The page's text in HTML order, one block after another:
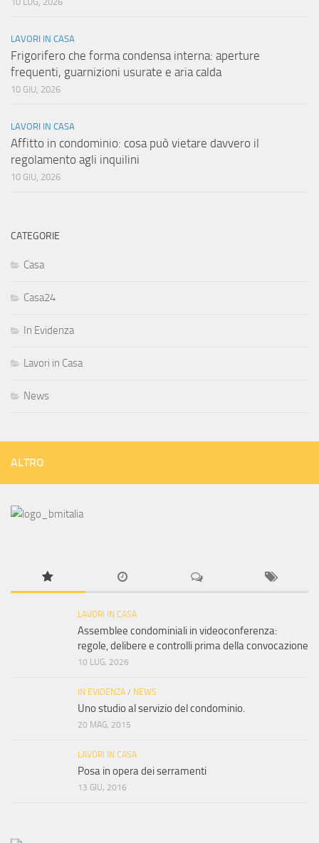
LAVORI IN CASA
Frigorifero che forma condensa interna: aperture
frequenti, guarnizioni usurate e aria calda
10 GIU, 2026
LAVORI IN CASA
Affitto in condominio: cosa può vietare davvero il
regolamento agli inquilini
10 GIU, 2026
CATEGORIE
Casa
Casa24
In Evidenza
Lavori in Casa
News
ALTRO
LAVORI IN CASA
Assemblee condominiali in videoconferenza:
regole, delibere e controlli prima della convocazione
10 LUG, 2026
IN EVIDENZA / NEWS
Uno studio al servizio del condominio.
20 MAG, 2015
LAVORI IN CASA
Posa in opera dei serramenti
13 GIU, 2016